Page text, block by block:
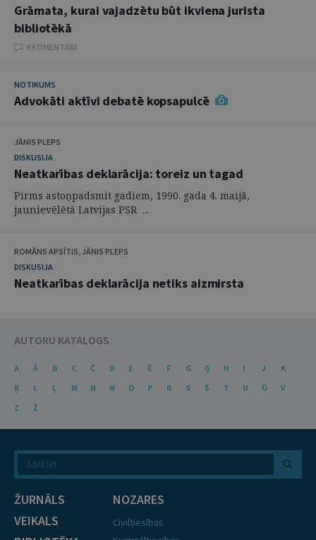
Grāmata, kurai vajadzētu būt ikviena jurista
bibliotēkā
9 KOMENTĀRI
NOTIKUMS
Advokāti aktīvi debatē kopsapulcē
JĀNIS PLEPS
DISKUSIJA
Neatkarības deklarācija: toreiz un tagad
Pirms astoņpadsmit gadiem, 1990. gada 4. maijā,
jaunievēlētā Latvijas PSR ...
ROMĀNS APSĪTIS, JĀNIS PLEPS
DISKUSIJA
Neatkarības deklarācija netiks aizmirsta
AUTORU KATALOGS
A Ā B C Č D E Ē F G Ģ H I J
K
Ķ
L Ļ M N Ņ O P R S Š T U Ū
V
Z
Ž
ŽURNĀLS
VEIKALS
NOZARES
Civiltiesības